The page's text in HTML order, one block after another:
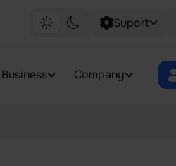
Suport
Business Company